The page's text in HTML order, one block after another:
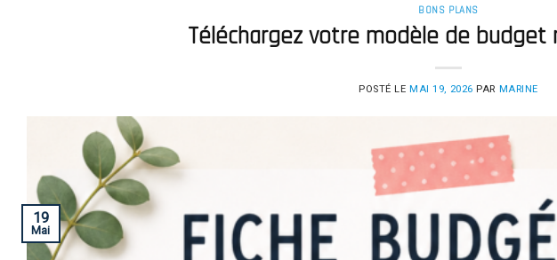
BONS PLANS
Téléchargez votre modèle de
POSTÉ LEMAI 19, 2026 PAR MARINE
19
Mai